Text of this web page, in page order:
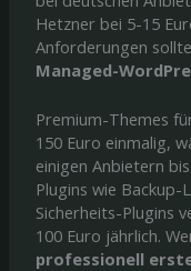
Hetzner bei 5-15
Anforderungen
Managed-
Premium-Themes
150 Euro einmalig,
einigen Anbietern
Plugins wie Backup-
Sicherheits-Plugins
100 Euro jährlich.
professionell